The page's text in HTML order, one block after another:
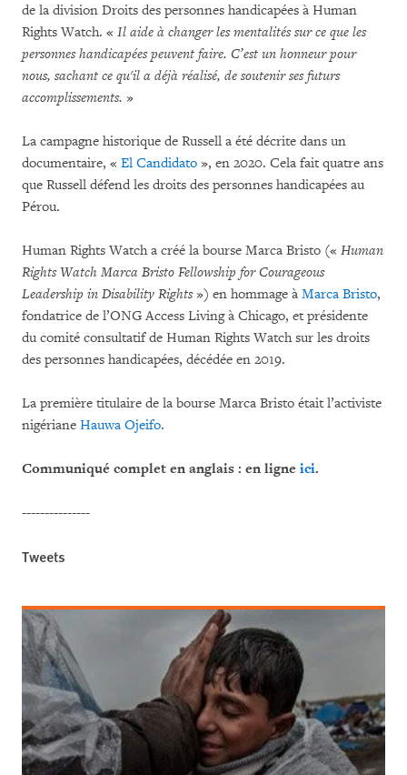
de la division Droits des personnes handicapées à Human
Rights Watch. « Il aide à changer les mentalités sur ce que les
personnes handicapées peuvent faire. C’est un honneur pour
nous, sachant ce qu'il a déjà réalisé, de soutenir ses futurs
accomplissements. »
La campagne historique de Russell a été décrite dans un
documentaire, « El Candidato », en 2020. Cela fait quatre ans
que Russell défend les droits des personnes handicapées au
Pérou.
Human Rights Watch a créé la bourse Marca Bristo (« Human
Rights Watch Marca Bristo Fellowship for Courageous
Leadership in Disability Rights») en hommage à Marca Bristo,
fondatrice de l’ONG Access Living à Chicago, et présidente
du comité consultatif de Human Rights Watch sur les droits
des personnes handicapées, décédée en 2019.
La première titulaire de la bourse Marca Bristo était l’activiste
nigériane Hauwa Ojeifo.
Communiqué complet en anglais : en ligne ici.
---------------
Tweets